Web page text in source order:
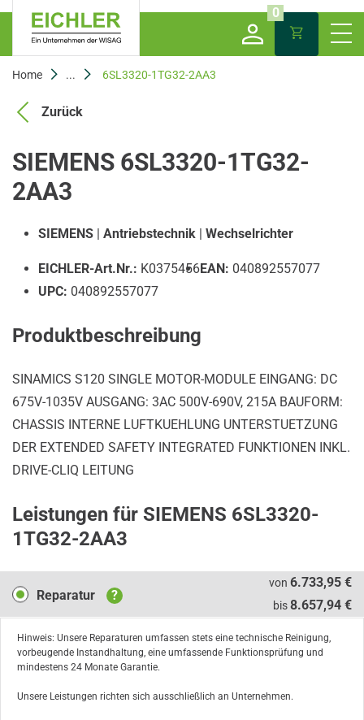
0
Home ... 6SL3320-1TG32-2AA3
Zurück
SIEMENS 6SL3320-1TG32-
2AA3
SIEMENS | Antriebstechnik | Wechselrichter
EICHLER-Art.Nr.: K0375456EAN: 040892557077
UPC: 040892557077
Produktbeschreibung
SINAMICS S120 SINGLE MOTOR-MODULE EINGANG: DC
675V-1035V AUSGANG: 3AC 500V-690V, 215A BAUFORM:
CHASSIS INTERNE LUFTKUEHLUNG UNTERSTUETZUNG
DER EXTENDED SAFETY INTEGRATED FUNKTIONEN INKL.
DRIVE-CLIQ LEITUNG
Leistungen für SIEMENS 6SL3320-
1TG32-2AA3
Reparatur
Reparatur ?
von 6.733,95 €
bis8.657,94 €
Hinweis: Unsere Reparaturen umfassen stets eine technische Reinigung,
vorbeugende Instandhaltung, eine umfassende Funktionsprüfung und
mindestens 24 Monate Garantie.
Unsere Leistungen richten sich ausschließlich an Unternehmen.